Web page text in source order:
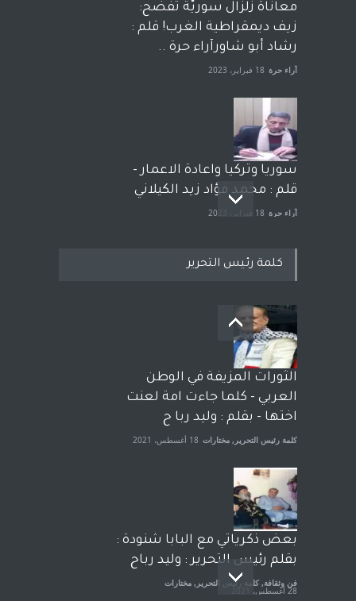
معاناة زلزال سوريّة تفضح:
زيف ديمقراطية الغرب! قلم :
رشاد أبو شاورآراء حرة ..
آراء حرة 18 فبراير، 2023
سوريا وتركيا واعادة الاعمار -
قلم : محمد فؤاد زيد الكيلاني
آراء حرة 18 فبراير، 2023
بعد معارك قضائية طاحنة كتب
وترافع فيها بنفسه مرة اخرى..
الشيخ طارق يوسف يقهر
الحكومة الأمريكية ، فأعطوه
الجنسية عن يد وهم صاغرون،
آراء حرة مختارات 7 أبريل، 2023
كلمة رئيس التحرير
الثورات المزيفة في الوطن
العربي - كلما جاءت امة لعنت
اختها - بقلم : وليد ربا ح
كلمة رئيس التحرير , مختارات 18 أغسطس، 2021
بعض ذكرياتي مع البابا شنودة :
بقلم رئيس التحرير : وليد رباح
فن وثقافة, كلمة رئيس التحرير , مختارات
28 أغسطس، 2021